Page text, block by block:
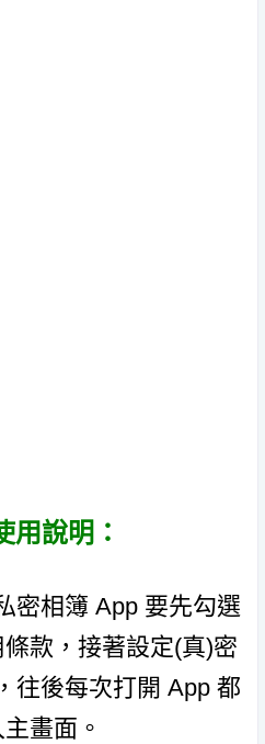
用說明：
密相簿 App 要先勾選
款，接著設定(真)密
往後每次打開 App 都
畫面。